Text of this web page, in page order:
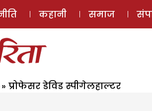
कहानी समाज
» प्रोफेसर डेविड स्पीगेलहाल्टर